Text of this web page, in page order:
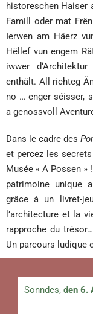
historeschen Haiser
Famill oder mat
Ierwen am Häerz
Hëllef vun engem
iwwer
enthält. All richteg
no … enger séisser,
a genossvoll
Dans le cadre des
et percez les
Musée « A Possen »
patrimoine unique
grâce à un livret-
l’architecture et la
rapproche du
Un parcours ludique
Sonndes, den 6.